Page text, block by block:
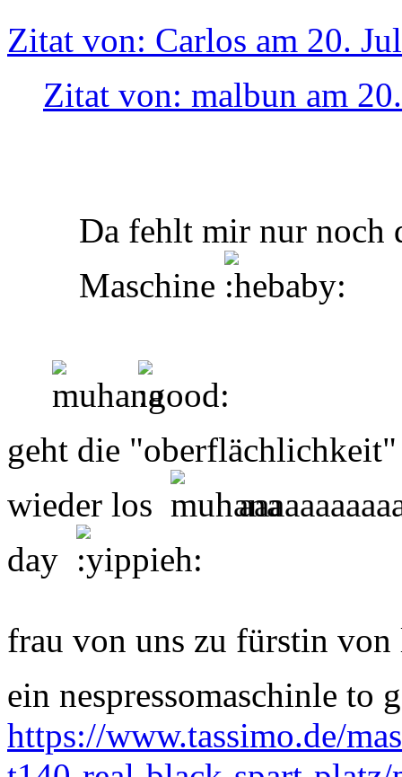
Zitat von: Carlos am 20.
Zitat von: malbun am
Da fehlt mir nur noch
Maschine
geht die
wieder los
day
frau von uns zu fürstin von
ein nespressomaschinle to
https://www.tassimo.de/